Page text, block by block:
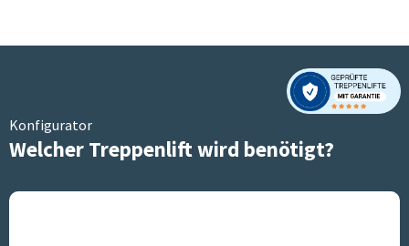
Konfigurator
Welcher Treppenlift wird benötigt?